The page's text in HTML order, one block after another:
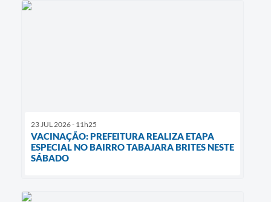
23 JUL 2026 - 11h25
VACINAÇÃO: PREFEITURA REALIZA ETAPA
ESPECIAL NO BAIRRO TABAJARA BRITES NESTE
SÁBADO